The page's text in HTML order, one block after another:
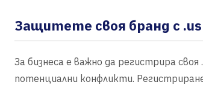
Защитете своя бранд с .us
За бизнеса е важно да регистрира
потенциални конфликти.